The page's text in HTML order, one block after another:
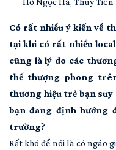
Có rất nhiều ý kiến về
tại khi có rất nhiều
cũng là lý do các
thế thượng phong
thương hiệu trẻ bạn suy
bạn đang định hướng
trường?
Rất khó để nói là có ngáo